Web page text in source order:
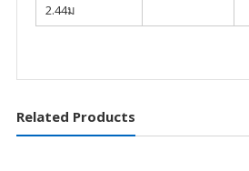
2.44ม
Related Products